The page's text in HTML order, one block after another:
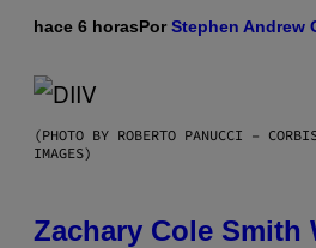
hace 6 horasPorStephen Andrew
(PHOTO BY ROBERTO PANUCCI –
IMAGES)
Zachary Cole Smith